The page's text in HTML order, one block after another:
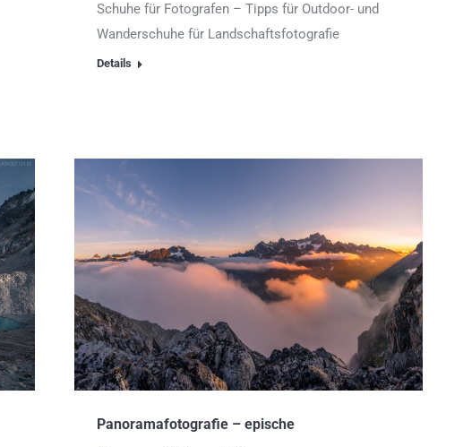
Schuhe für Fotografen – Tipps für Outdoor- und
Wanderschuhe für Landschaftsfotografie
Details
Panoramafotografie – epische